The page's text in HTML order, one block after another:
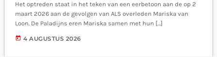
Het optreden staat in het teken van een eerbetoon aan de op 2
maart 2026 aan de gevolgen van ALS overleden Mariska van
Loon. De Paladijns eren Mariska samen met hun […]
today 4 AUGUSTUS 2026